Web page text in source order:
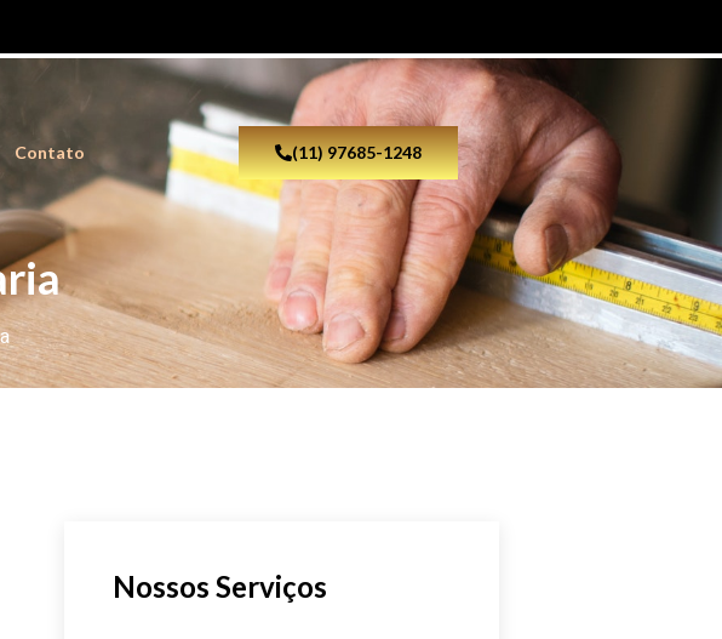
Contato (11) 97685-1248
Nossos Serviços